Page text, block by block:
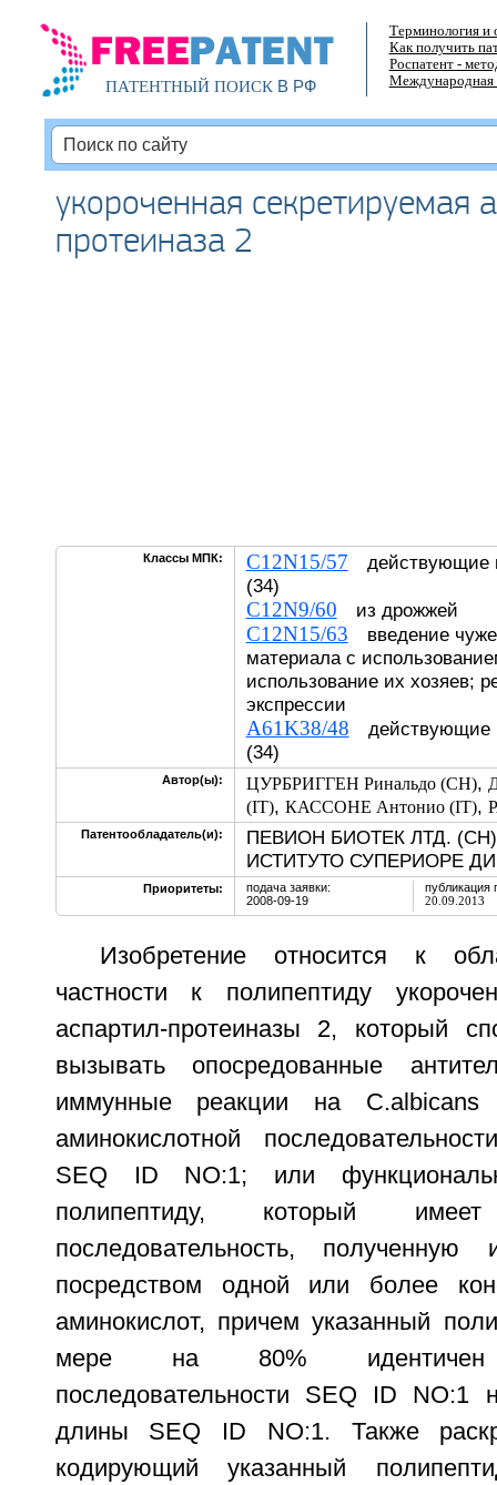
ПАТЕНТНЫЙ ПОИСКВ РФ
Терминология и
Как получить
Роспатент -
Международная
укороченная секретируемая
протеиназа 2
Классы МПК: C12N15/57 действующие
(34)
C12N9/60 из дрожжей
C12N15/63 введение
материала с
использование их хозяев;
экспрессии
A61K38/48 действующие
(34)
Автор(ы): ЦУРБРИГГЕН Ринальдо (CH),
(IT), КАССОНЕ Антонио (IT),
Патентообладатель(и):
ПЕВИОН БИОТЕК ЛТД.
ИСТИТУТО СУПЕРИОРЕ
Приоритеты:
подача заявки:
2008-09-19
публикация
20.09.2013
Изобретение относится к
частности к полипептиду
аспартил-протеиназы 2, который
вызывать опосредованные
иммунные реакции на
аминокислотной
SEQ ID NO:1; или
полипептиду, который имеет
последовательность,
посредством одной или более
аминокислот, причем указанный
мере на 80% идентичен
последовательности SEQ ID NO:1
длины SEQ ID NO:1. Также
кодирующий указанный